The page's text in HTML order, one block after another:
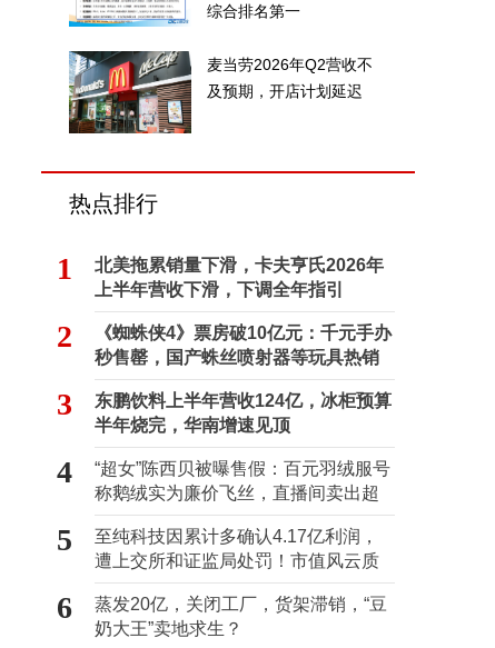
综合排名第一
麦当劳2026年Q2营收不
及预期，开店计划延迟
热点排行
1
北美拖累销量下滑，卡夫亨氏2026年
上半年营收下滑，下调全年指引
2
《蜘蛛侠4》票房破10亿元：千元手办
秒售罄，国产蛛丝喷射器等玩具热销
海外
3
东鹏饮料上半年营收124亿，冰柜预算
半年烧完，华南增速见顶
4
“超女”陈西贝被曝售假：百元羽绒服号
称鹅绒实为廉价飞丝，直播间卖出超
百万元
5
至纯科技因累计多确认4.17亿利润，
遭上交所和证监局处罚！市值风云质
疑其财务问题，遭巨额索赔！
6
蒸发20亿，关闭工厂，货架滞销，“豆
奶大王”卖地求生？